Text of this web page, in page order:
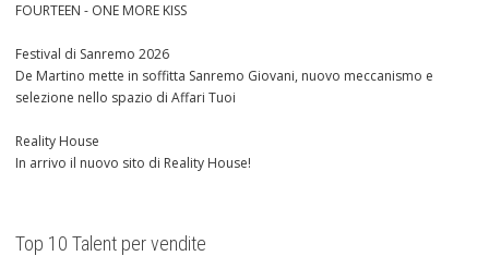
FOURTEEN - ONE MORE KISS
Festival di Sanremo 2026
De Martino mette in soffitta Sanremo Giovani, nuovo meccanismo e
selezione nello spazio di Affari Tuoi
Reality House
In arrivo il nuovo sito di Reality House!
Top 10 Talent per vendite